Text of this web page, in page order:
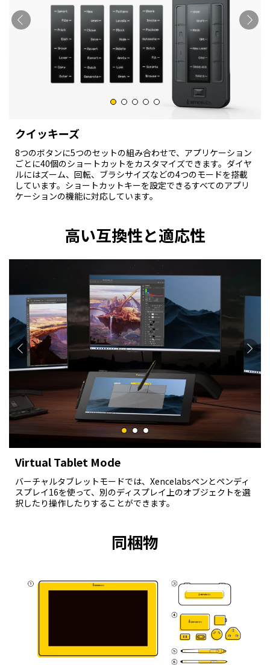
クイッキーズ
8つのボタンに5つのセットの組み合わせで、アプリケーション
ごとに40個のショートカットをカスタマイズできます。ダイヤ
ルにはズーム、回転、ブラシサイズなどの4つのモードを搭載
しています。ショートカットキーを設定できるすべてのアプリ
ケーションの機能に対応しています。
高い互換性と適応性
Virtual Tablet Mode
バーチャルタブレットモードでは、Xencelabsペンとペンディ
スプレイ16を使って、別のディスプレイ上のオブジェクトを選
択したり操作したりすることができます。
同梱物